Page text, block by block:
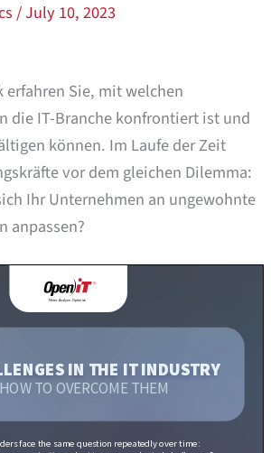
/July 10, 2023
erfahren Sie, mit welchen
die IT-Branche konfrontiert ist und
können. Im Laufe der Zeit
vor dem gleichen Dilemma:
Ihr Unternehmen an ungewohnte
anpassen?